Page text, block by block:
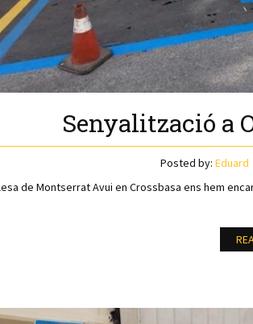
Senyalització a
Posted by:Eduard
de Montserrat Avui en Crossbasa ens hem